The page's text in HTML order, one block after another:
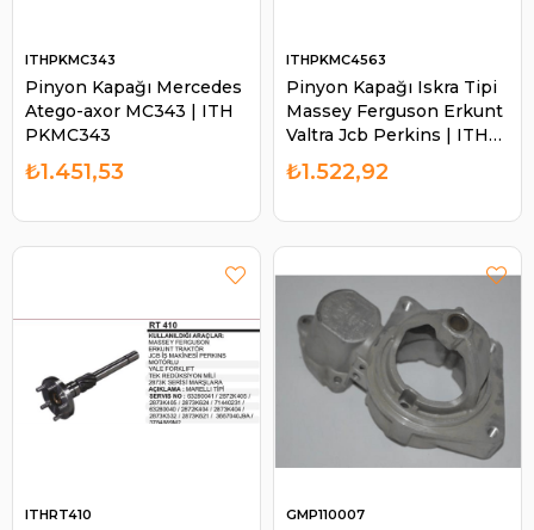
Pinyon Kapağı Mercedes
Atego-axor MC343 | ITH
PKMC343
ITHPKMC343
₺1.451,53
Pinyon Kapağı Iskra Tipi
Massey Ferguson Erkunt
Valtra Jcb Perkins | ITH
PKMC4563
ITHPKMC4563
₺1.522,92
ITHRT410 GMP110007